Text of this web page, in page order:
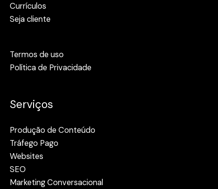
Currículos
Seja cliente
Termos de uso
Política de Privacidade
Serviços
Produção de Conteúdo
Tráfego Pago
Websites
SEO
Marketing Conversacional